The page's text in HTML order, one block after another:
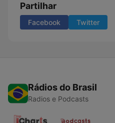
Partilhar
Facebook Twitter
Rádios do Brasil
Radios e Podcasts